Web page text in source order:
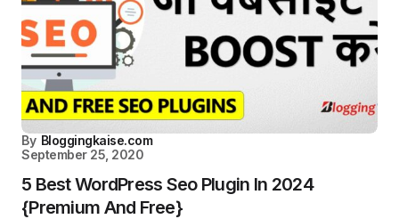
By Bloggingkaise.com
September 25, 2020
5 Best WordPress Seo Plugin In 2024
{Premium And Free}